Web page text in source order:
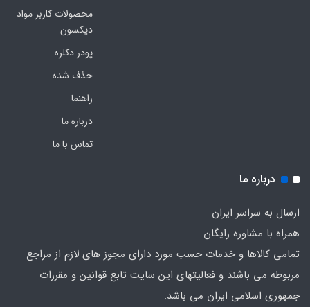
محصولات کاربر مواد
دیکسون
پودر دکلره
حذف شده
راهنما
درباره ما
تماس با ما
درباره ما
ارسال به سراسر ایران
همراه با مشاوره رایگان
تمامی کالاها و خدمات حسب مورد دارای مجوز های لازم از مراجع
مربوطه می باشند و فعالیتهای این سایت تابع قوانین و مقررات
جمهوری اسلامی ایران می باشد.